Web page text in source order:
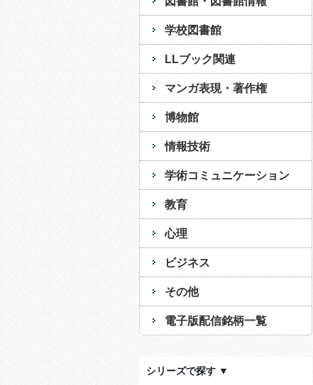
学校図書館
LLブック関連
マンガ表現・著作権
博物館
情報技術
学術コミュニケーション
教育
心理
ビジネス
その他
電子版配信銘柄一覧
シリーズで探す ▼